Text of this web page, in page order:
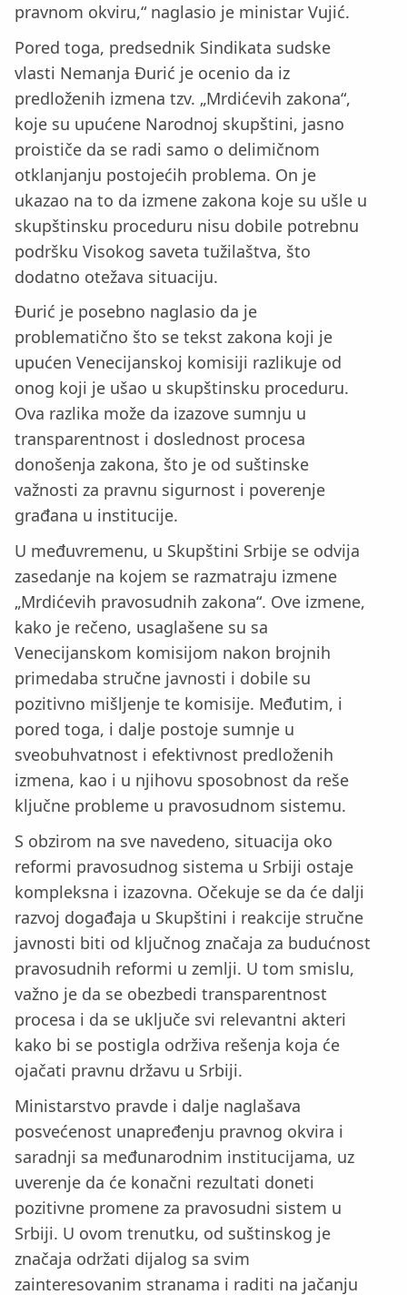
pravnom okviru,“ naglasio je ministar Vujić.
Pored toga, predsednik Sindikata sudske
vlasti Nemanja Đurić je ocenio da iz
predloženih izmena tzv. „Mrdićevih zakona“,
koje su upućene Narodnoj skupštini, jasno
proističe da se radi samo o delimičnom
otklanjanju postojećih problema. On je
ukazao na to da izmene zakona koje su ušle u
skupštinsku proceduru nisu dobile potrebnu
podršku Visokog saveta tužilaštva, što
dodatno otežava situaciju.
Đurić je posebno naglasio da je
problematično što se tekst zakona koji je
upućen Venecijanskoj komisiji razlikuje od
onog koji je ušao u skupštinsku proceduru.
Ova razlika može da izazove sumnju u
transparentnost i doslednost procesa
donošenja zakona, što je od suštinske
važnosti za pravnu sigurnost i poverenje
građana u institucije.
U međuvremenu, u Skupštini Srbije se odvija
zasedanje na kojem se razmatraju izmene
„Mrdićevih pravosudnih zakona“. Ove izmene,
kako je rečeno, usaglašene su sa
Venecijanskom komisijom nakon brojnih
primedaba stručne javnosti i dobile su
pozitivno mišljenje te komisije. Međutim, i
pored toga, i dalje postoje sumnje u
sveobuhvatnost i efektivnost predloženih
izmena, kao i u njihovu sposobnost da reše
ključne probleme u pravosudnom sistemu.
S obzirom na sve navedeno, situacija oko
reformi pravosudnog sistema u Srbiji ostaje
kompleksna i izazovna. Očekuje se da će dalji
razvoj događaja u Skupštini i reakcije stručne
javnosti biti od ključnog značaja za budućnost
pravosudnih reformi u zemlji. U tom smislu,
važno je da se obezbedi transparentnost
procesa i da se uključe svi relevantni akteri
kako bi se postigla održiva rešenja koja će
ojačati pravnu državu u Srbiji.
Ministarstvo pravde i dalje naglašava
posvećenost unapređenju pravnog okvira i
saradnji sa međunarodnim institucijama, uz
uverenje da će konačni rezultati doneti
pozitivne promene za pravosudni sistem u
Srbiji. U ovom trenutku, od suštinskog je
značaja održati dijalog sa svim
zainteresovanim stranama i raditi na jačanju